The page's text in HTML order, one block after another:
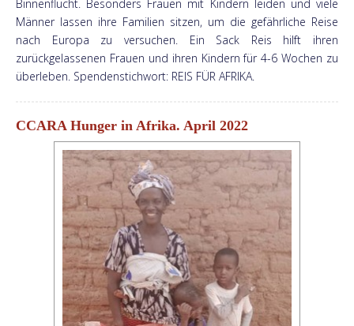
Binnenflucht. Besonders Frauen mit Kindern leiden und viele
Männer lassen ihre Familien sitzen, um die gefährliche Reise
nach Europa zu versuchen. Ein Sack Reis hilft ihren
zurückgelassenen Frauen und ihren Kindern für 4-6 Wochen zu
überleben. Spendenstichwort: REIS FÜR AFRIKA.
CCARA Hunger in Afrika. April 2022